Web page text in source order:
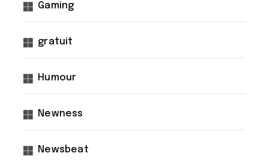
Gaming
gratuit
Humour
Newness
Newsbeat